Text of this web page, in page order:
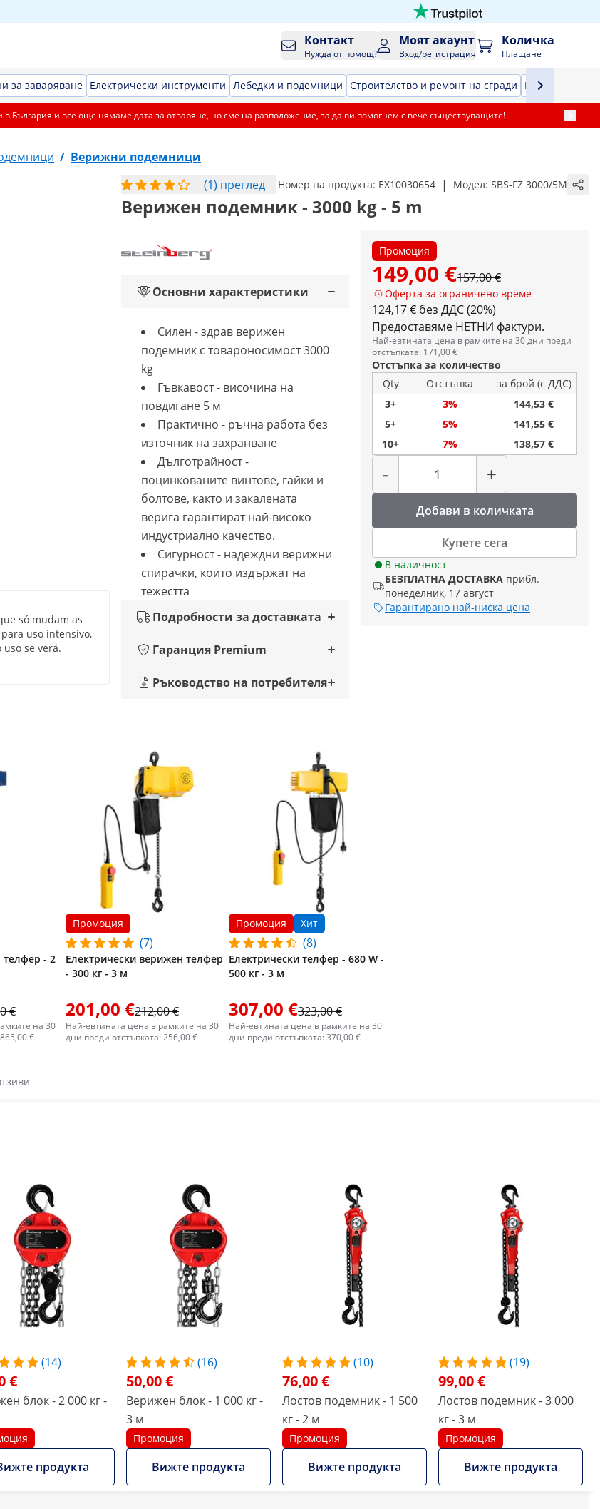
Контакт
Нужда от помощ?
Моят акаунт
Вход/регистрация
Количка
Плащане
за заваряване Електрически инструменти Лебедки и подемници Строителство и ремонт на сгради Въздушен
България и все още нямаме дата за отваряне, но сме на разположение, за да ви помогнем с вече съществуващите!
/ Верижни подемници
(1) преглед
Номер на продукта: EX10030654 | Модел: SBS-FZ 3000/5M
Верижен подемник - 3000 kg - 5 m
Промоция
149,00 €157,00 €
Оферта за ограничено време
124,17 € без ДДС (20%)
Предоставяме НЕТНИ фактури.
Най-евтината цена в рамките на 30 дни преди
отстъпката: 171,00 €
Отстъпка за количество
Qty
Отстъпка
за брой (с ДДС)
3+
3%
144,53 €
5+
5%
141,55 €
10+
7% 138,57 €
-
Количество
+
Добави в количката
Купете сега
В наличност
БЕЗПЛАТНА ДОСТАВКА прибл.
понеделник, 17 август
Гарантирано най-ниска цена
Основни характеристики
Силен - здрав верижен
подемник с товароносимост 3000
kg
Гъвкавост - височина на
повдигане 5 м
Практично - ръчна работа без
източник на захранване
Дълготрайност -
поцинкованите винтове, гайки и
болтове, както и закалената
верига гарантират най-високо
индустриално качество.
Сигурност - надеждни верижни
спирачки, които издържат на
тежестта
Подробности за доставката
Гаранция Premium
Ръководство на потребителя
só mudam as
uso intensivo,
se verá.
телфер - 2
€
на 30
€
Промоция
(7)
Електрически верижен телфер
- 300 кг - 3 м
201,00 €212,00 €
Най-евтината цена в рамките на 30
дни преди отстъпката: 256,00 €
Промоция Хит
(8)
Електрически телфер - 680 W -
500 кг - 3 м
307,00 €323,00 €
Най-евтината цена в рамките на 30
дни преди отстъпката: 370,00 €
(14)
€
блок - 2 000 кг -
продукта
(16)
50,00 €
Верижен блок - 1 000 кг -
3 м
Промоция
Вижте продукта
(10)
76,00 €
Лостов подемник - 1 500
кг - 2 м
Промоция
Вижте продукта
(19)
99,00 €
Лостов подемник - 3 000
кг - 3 м
Промоция
Вижте продукта